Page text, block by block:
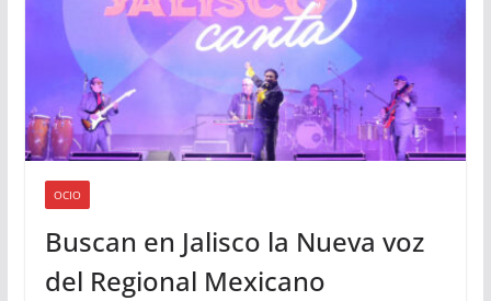
OCIO
Buscan en Jalisco la Nueva voz
del Regional Mexicano